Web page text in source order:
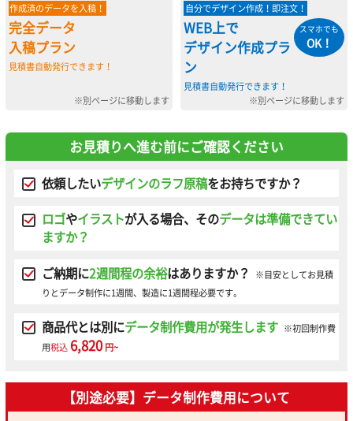
作成済のデータを入稿！
完全データ
入稿プラン
見積書自動発行できます！
※別ページに移動します
自分でデザイン作成！即注文！
スマホでも
OK！
WEB上で
デザイン作成プラ
ン
見積書自動発行できます！
※別ページに移動します
お見積りへ進む前にご確認ください
依頼したいデザインのラフ原稿をお持ちですか？
ロゴやイラストが入る場合、そのデータは準備できてい
ますか？
ご納期に2週間程の余裕はありますか？
※目安としてお見積
りとデータ制作に1週間、製造に1週間程必要です。
商品代とは別にデータ制作費用が発生します ※初回制作費
用税込 6,820 円~
【別途必要】データ制作費用について